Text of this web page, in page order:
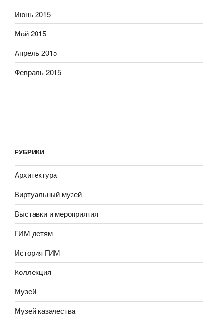
Июнь 2015
Май 2015
Апрель 2015
Февраль 2015
РУБРИКИ
Архитектура
Виртуальный музей
Выставки и мероприятия
ГИМ детям
История ГИМ
Коллекция
Музей
Музей казачества